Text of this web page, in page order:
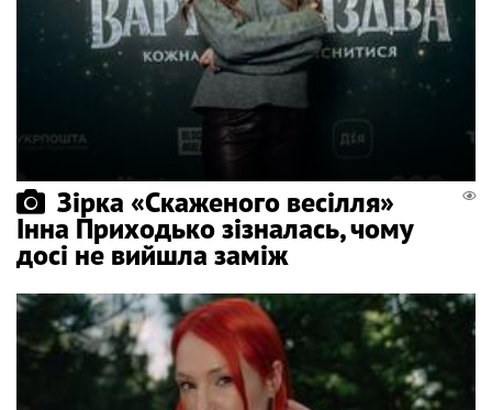
Зірка «Скаженого весілля»
Інна Приходько зізналась, чому
досі не вийшла заміж